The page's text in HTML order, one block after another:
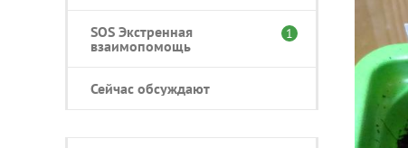
SOS Экстренная
взаимопомощь
1
Сейчас обсуждают